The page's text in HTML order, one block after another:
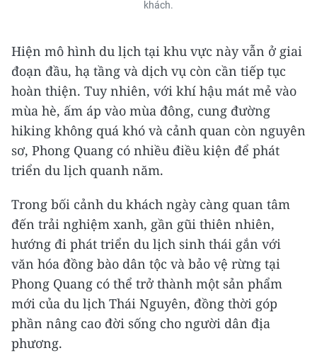
khách.
Hiện mô hình du lịch tại khu vực này vẫn ở giai
đoạn đầu, hạ tầng và dịch vụ còn cần tiếp tục
hoàn thiện. Tuy nhiên, với khí hậu mát mẻ vào
mùa hè, ấm áp vào mùa đông, cung đường
hiking không quá khó và cảnh quan còn nguyên
sơ, Phong Quang có nhiều điều kiện để phát
triển du lịch quanh năm.
Trong bối cảnh du khách ngày càng quan tâm
đến trải nghiệm xanh, gần gũi thiên nhiên,
hướng đi phát triển du lịch sinh thái gắn với
văn hóa đồng bào dân tộc và bảo vệ rừng tại
Phong Quang có thể trở thành một sản phẩm
mới của du lịch Thái Nguyên, đồng thời góp
phần nâng cao đời sống cho người dân địa
phương.